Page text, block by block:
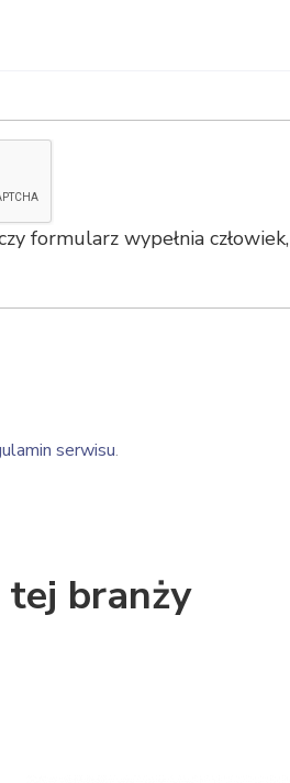
formularz wypełnia człowiek,
serwisu.
tej branży